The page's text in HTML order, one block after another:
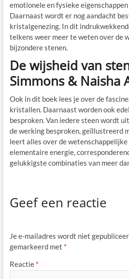
emotionele en fysieke eigenschappen
Daarnaast wordt er nog aandacht
kristalgenezing. In dit
telkens weer meer te weten over de
bijzondere stenen.
De wijsheid van
Simmons & Naisha
Ook in dit boek lees je over de
kristallen. Daarnaast worden ook
besproken. Van iedere steen wordt
de werking besproken, geïllustreerd
leert alles over de wetenschappelijke
elementaire energie,
gelukkigste combinaties van meer
Geef een reactie
Je e-mailadres wordt niet
gemarkeerd met *
Reactie *